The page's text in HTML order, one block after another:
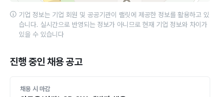
기업 정보는 기업 회원 및 공공기관이 랠릿에 제공한 정보를 활용하고 있
습니다. 실시간으로 반영되는 정보가 아니므로 현재 기업 정보와 차이가
있을 수 있습니다
진행 중인 채용 공고
채용 시 마감